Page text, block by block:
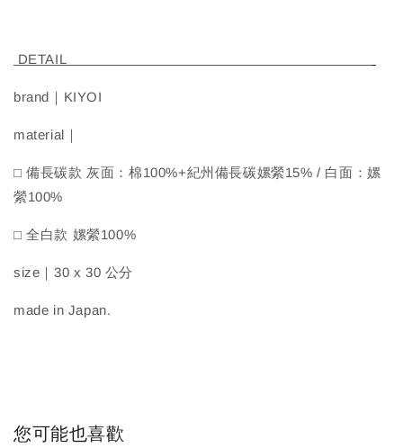
DETAIL
brand｜KIYOI
material｜
□ 備長碳款 灰面：棉100%+紀州備長碳嫘縈15% / 白面：嫘
縈100%
□ 全白款 嫘縈100%
size｜30 x 30 公分
made in Japan.
您可能也喜歡